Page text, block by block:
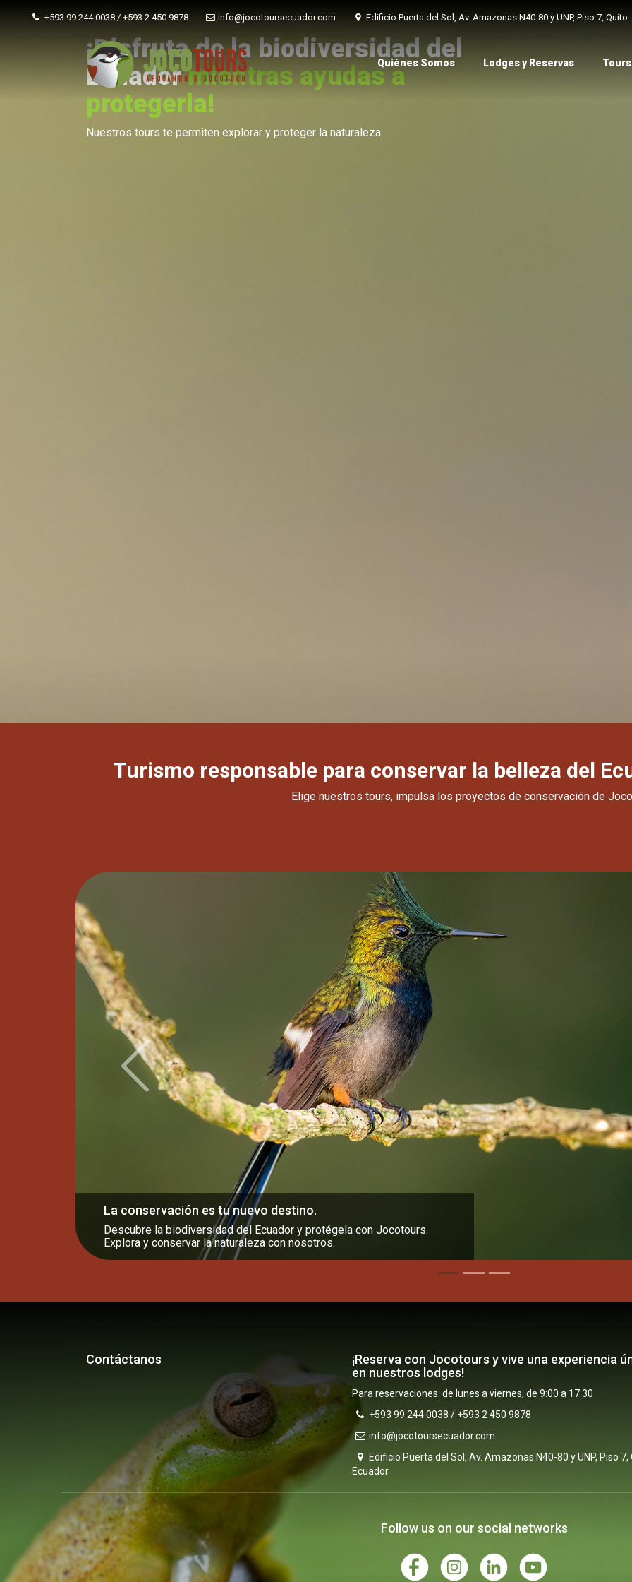
+593 99 244 0038 / +593 2 450 9878 info@jocotoursecuador.com Edificio Puerta del Sol, Av. Amazonas N40-80 y UNP, Piso 7, Quito
Quiénes Somos Lodges y Reservas
¡Disfruta de la biodiversidad del
Ecuadormientras ayudas a
protegerla!
Nuestros tours te permiten explorar y proteger la naturaleza.
Turismo responsable para conservar la belleza del
Elige nuestros tours, impulsa los proyectos de conservación de
Especialistas en tours de aves, fotografía de naturaleza y
experiencias personalizadas.
Aves y paisajes impresionantes, disfruta de itinerarios personalizados
que se adaptan a tu amor por la naturaleza.
Previous
Contáctanos
¡Reserva con Jocotours y vive una experiencia
en nuestros lodges!
Para reservaciones: de lunes a viernes, de 9:00 a 17:30
+593 99 244 0038 / +593 2 450 9878
info@jocotoursecuador.com
Edificio Puerta del Sol, Av. Amazonas N40-80 y UNP, Piso 7,
Ecuador
Follow us on our social networks